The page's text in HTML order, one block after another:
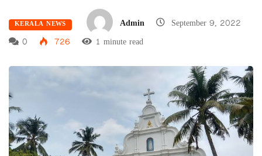
KERALA NEWS Admin
September 9, 2022
0
726 1 minute read